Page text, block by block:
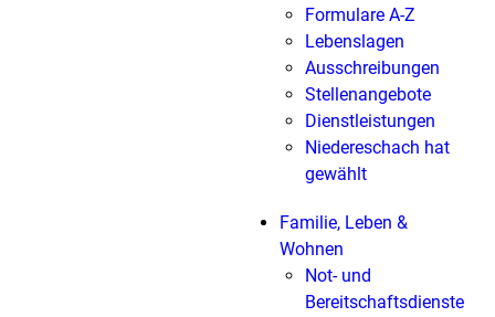
Formulare A-Z
Lebenslagen
Ausschreibungen
Stellenangebote
Dienstleistungen
Niedereschach hat
gewählt
Familie, Leben &
Wohnen
Not- und
Bereitschaftsdienste